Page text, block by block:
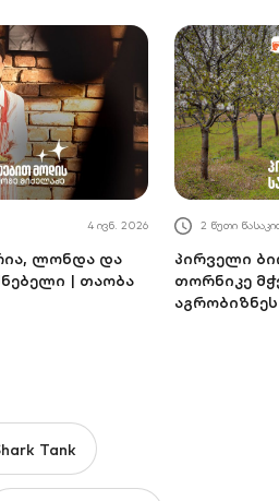
4 ივნ. 2026
ლონდა და
| თაობა
2 წუთი
პირველი
თორნიკე
Tank